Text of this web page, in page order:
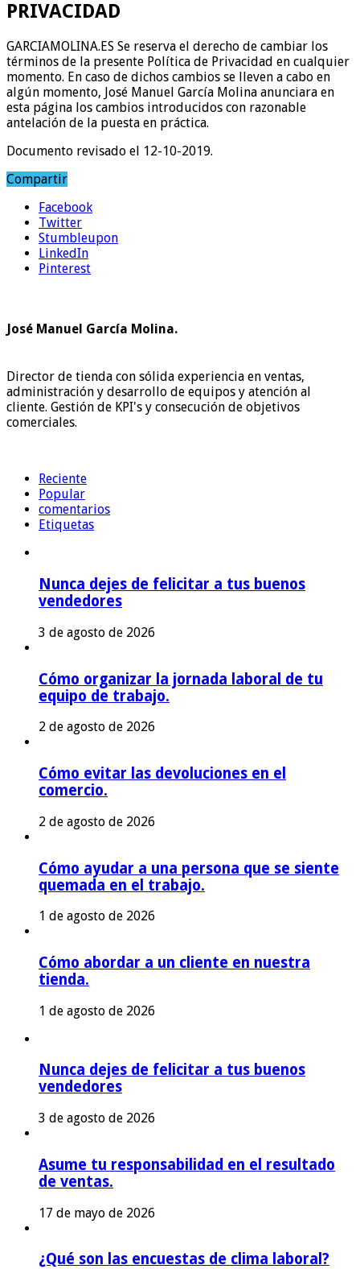
PRIVACIDAD
GARCIAMOLINA.ES Se reserva el derecho de cambiar los
términos de la presente Política de Privacidad en cualquier
momento. En caso de dichos cambios se lleven a cabo en
algún momento, José Manuel García Molina anunciara en
esta página los cambios introducidos con razonable
antelación de la puesta en práctica.
Documento revisado el 12-10-2019.
Compartir
Facebook
Twitter
Stumbleupon
LinkedIn
Pinterest
José Manuel García Molina.
Director de tienda con sólida experiencia en ventas,
administración y desarrollo de equipos y atención al
cliente. Gestión de KPI's y consecución de objetivos
comerciales.
Reciente
Popular
comentarios
Etiquetas
Nunca dejes de felicitar a tus buenos
vendedores
3 de agosto de 2026
Cómo organizar la jornada laboral de tu
equipo de trabajo.
2 de agosto de 2026
Cómo evitar las devoluciones en el
comercio.
2 de agosto de 2026
Cómo ayudar a una persona que se siente
quemada en el trabajo.
1 de agosto de 2026
Cómo abordar a un cliente en nuestra
tienda.
1 de agosto de 2026
Nunca dejes de felicitar a tus buenos
vendedores
3 de agosto de 2026
Asume tu responsabilidad en el resultado
de ventas.
17 de mayo de 2026
¿Qué son las encuestas de clima laboral?